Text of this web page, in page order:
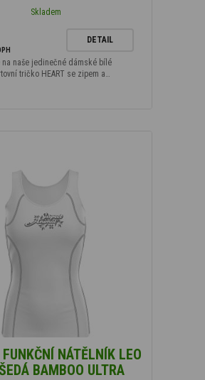
Skladem
DETAIL
na naše jedinečné dámské bílé
tričko HEART se zipem a…
NÁTĚLNÍK LEO
BAMBOO ULTRA